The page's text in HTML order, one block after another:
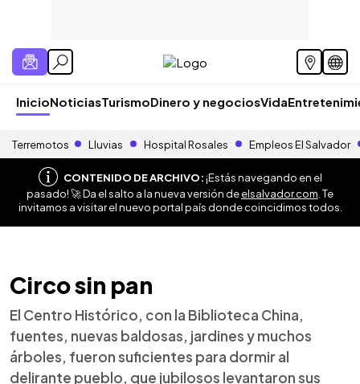
InicioNoticiasTurismoDinero y negociosVida
Terremotos Lluvias Hospital Rosales Empleos El Salvador
CONTENIDO DE ARCHIVO:¡Estás navegando en el
pasado! 🚀 Da el salto a la nueva versión deelsalvador.com . Te
invitamos a visitar el nuevo portal país donde coincidimos todos.
Circo sin pan
El Centro Histórico, con la Biblioteca China,
fuentes, nuevas baldosas, jardines y muchos
árboles, fueron suficientes para dormir al
delirante pueblo, que jubilosos levantaron sus